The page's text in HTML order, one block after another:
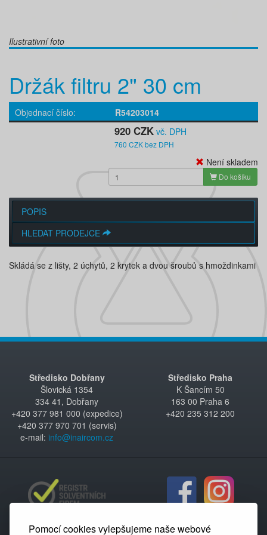
Pomocí cookies vylepšujeme naše webové
Ilustrativní foto
Držák filtru 2" 30 cm
Objednací číslo R54203014
920 CZK vč. DPH
760 CZK bez DPH
Není skladem
Do košíku
POPIS
HLEDAT PRODEJCE
Skládá se z lišty, 2 úchytů, 2 krytek a dvou šroubů s hmoždinkami
Středisko Dobřany
Šlovická 1354
334 41, Dobřany
+420 377 981 000 (expedice)
+420 377 970 701 (servis)
e-mail: info@inaircom.cz
Středisko Praha
K Šancím 50
163 00 Praha 6
+420 235 312 200